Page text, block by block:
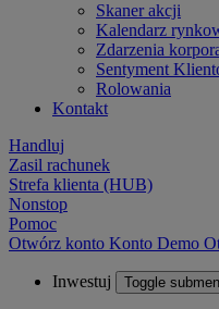
Skaner akcji
Kalendarz
Zdarzenia
Sentyment
Rolowania
Kontakt
Handluj
Zasil rachunek
Strefa klienta (HUB)
Nonstop
Pomoc
Otwórz konto Konto Demo
Inwestuj Toggle